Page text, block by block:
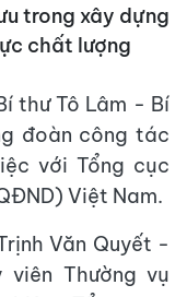
trong xây dựng
chất lượng
thư Tô Lâm - Bí
đoàn công tác
với Tổng cục
Việt Nam.
Văn Quyết -
viên Thường vụ